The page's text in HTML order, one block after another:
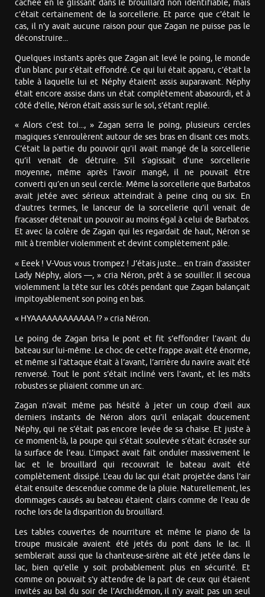
cachée en le glissant dans le brouillard non identifiable, mais
c’était certainement de la sorcellerie. Et parce que c’était le
cas, il n’y avait aucune raison pour que Zagan ne puisse pas le
déconstruire...
Quelques instants après que Zagan ait levé le poing, le monde
d’un blanc pur s’était effondré. Ce qui lui était apparu, c’était la
table à laquelle lui et Néphy étaient assis auparavant. Néphy
était encore assise dans un état complètement abasourdi, et à
côté d’elle, Néron était assis sur le sol, s’étant replié.
« Alors c’est toi..., » Zagan serra le poing, plusieurs cercles
magiques s’enroulèrent autour de ses bras en disant ces mots.
C’était la partie du pouvoir qu’il avait mangé de la sorcellerie
qu’il venait de détruire. S’il s’agissait d’une sorcellerie
moyenne, même après l’avoir mangé, il ne pouvait être
converti qu’en un seul cercle. Même la sorcellerie que Barbatos
avait jetée avec sérieux atteindrait à peine cinq ou six. En
d’autres termes, le lanceur de la sorcellerie qu’il venait de
fracasser détenait un pouvoir au moins égal à celui de Barbatos.
Et avec la colère de Zagan qui les regardait de haut, Néron se
mit à trembler violemment et devint complètement pâle.
« Eeek ! V-Vous vous trompez ! J’étais juste... en train d’assister
Lady Néphy, alors —, » cria Néron, prêt à se souiller. Il secoua
violemment la tête sur les côtés pendant que Zagan balançait
impitoyablement son poing en bas.
« HYAAAAAAAAAAAA !? » cria Néron.
Le poing de Zagan brisa le pont et fit s’effondrer l’avant du
bateau sur lui-même. Le choc de cette frappe avait été énorme,
et même si l’attaque était à l’avant, l’arrière du navire avait été
renversé. Tout le pont s’était incliné vers l’avant, et les mâts
robustes se pliaient comme un arc.
Zagan n’avait même pas hésité à jeter un coup d’œil aux
derniers instants de Néron alors qu’il enlaçait doucement
Néphy, qui ne s’était pas encore levée de sa chaise. Et juste à
ce moment-là, la poupe qui s’était soulevée s’était écrasée sur
la surface de l’eau. L’impact avait fait onduler massivement le
lac et le brouillard qui recouvrait le bateau avait été
complètement dissipé. L’eau du lac qui était projetée dans l’air
était ensuite descendue comme de la pluie. Naturellement, les
dommages causés au bateau étaient clairs comme de l’eau de
roche lors de la disparition du brouillard.
Les tables couvertes de nourriture et même le piano de la
troupe musicale avaient été jetés du pont dans le lac. Il
semblerait aussi que la chanteuse-sirène ait été jetée dans le
lac, bien qu’elle y soit probablement plus en sécurité. Et
comme on pouvait s’y attendre de la part de ceux qui étaient
invités au bal du soir de l’Archidémon, il n’y avait pas un seul